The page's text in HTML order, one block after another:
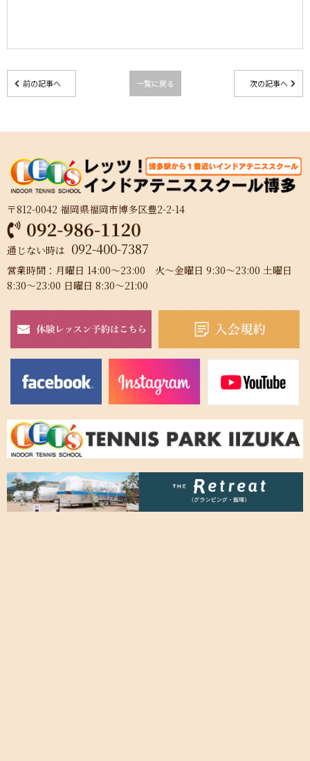
前の記事へ 一覧に戻る 次の記事へ
〒812-0042 福岡県福岡市博多区豊2-2-14
通じない時は 092-400-7387
営業時間：月曜日 14:00～23:00 火～金曜日 9:30～23:00 土曜日
8:30～23:00 日曜日 8:30～21:00